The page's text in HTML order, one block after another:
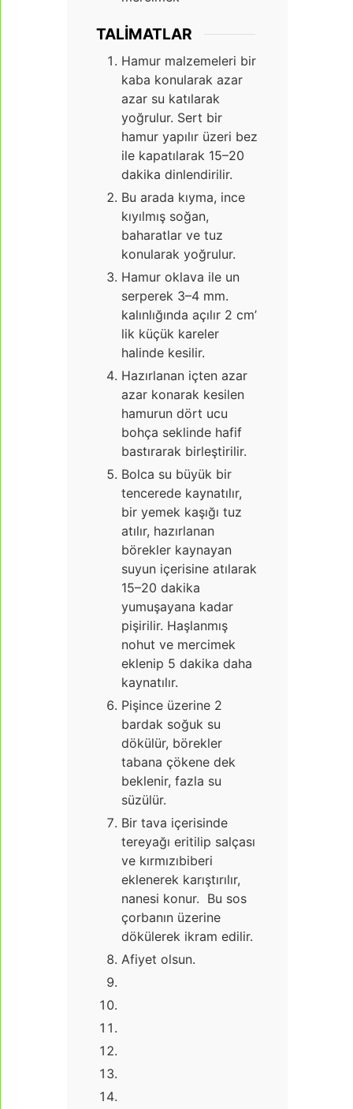
TALIMATLAR
Hamur malzemeleri bir
kaba konularak azar
azar su katılarak
yoğrulur. Sert bir
hamur yapılır üzeri bez
ile kapatılarak 15–20
dakika dinlendirilir.
Bu arada kıyma, ince
kıyılmış soğan,
baharatlar ve tuz
konularak yoğrulur.
Hamur oklava ile un
serperek 3–4 mm.
kalınlığında açılır 2 cm’
lik küçük kareler
halinde kesilir.
Hazırlanan içten azar
azar konarak kesilen
hamurun dört ucu
bohça seklinde hafif
bastırarak birleştirilir.
Bolca su büyük bir
tencerede kaynatılır,
bir yemek kaşığı tuz
atılır, hazırlanan
börekler kaynayan
suyun içerisine atılarak
15–20 dakika
yumuşayana kadar
pişirilir. Haşlanmış
nohut ve mercimek
eklenip 5 dakika daha
kaynatılır.
Pişince üzerine 2
bardak soğuk su
dökülür, börekler
tabana çökene dek
beklenir, fazla su
süzülür.
Bir tava içerisinde
tereyağı eritilip salçası
ve kırmızıbiberi
eklenerek karıştırılır,
nanesi konur. Bu sos
çorbanın üzerine
dökülerek ikram edilir.
Afiyet olsun.